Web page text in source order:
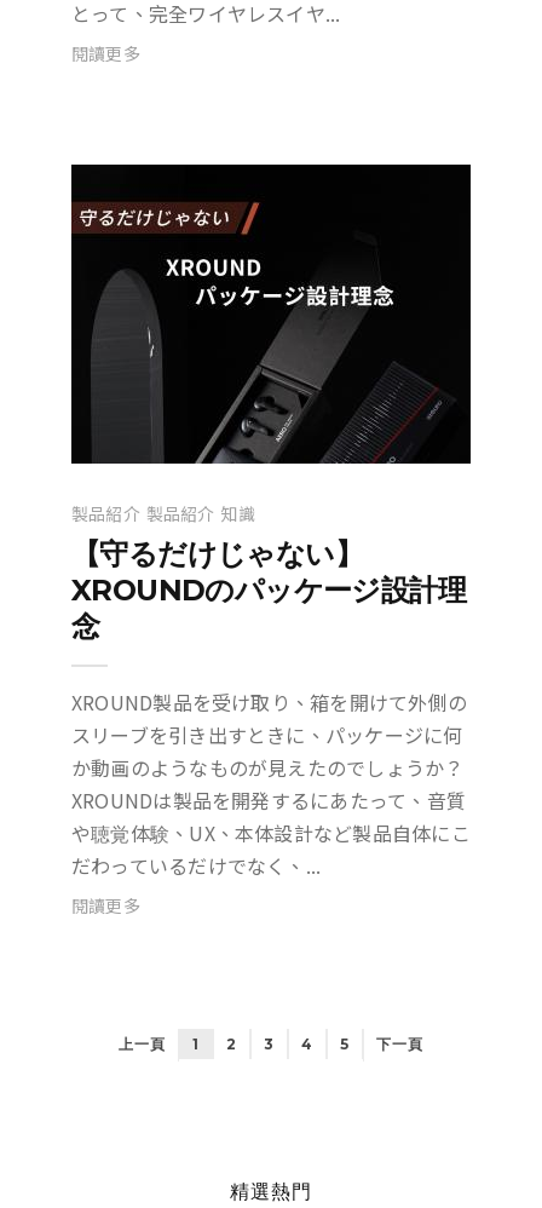
とって、完全ワイヤレスイヤ...
閱讀更多
製品紹介 製品紹介 知識
【守るだけじゃない】
XROUNDのパッケージ設計理
念
XROUND製品を受け取り、箱を開けて外側の
スリーブを引き出すときに、パッケージに何
か動画のようなものが見えたのでしょうか？
XROUNDは製品を開発するにあたって、音質
や聴覚体験、UX、本体設計など製品自体にこ
だわっているだけでなく、...
閱讀更多
上一頁 1 2 3 4 5 下一頁
精選熱門